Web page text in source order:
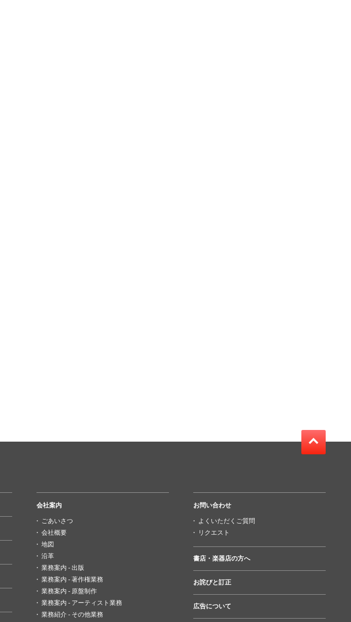
会社案内
ごあいさつ
会社概要
地図
沿革
業務案内 - 出版
業務案内 - 著作権業務
業務案内 - 原盤制作
業務案内 - アーティスト業務
業務紹介 - その他業務
お問い合わせ
よくいただくご質問
リクエスト
書店・楽器店の方へ
お詫びと訂正
広告について